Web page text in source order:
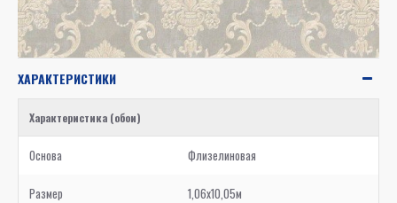
ХАРАКТЕРИСТИКИ
Характеристика (обои)
Основа Флизелиновая
Размер 1,06x10,05м